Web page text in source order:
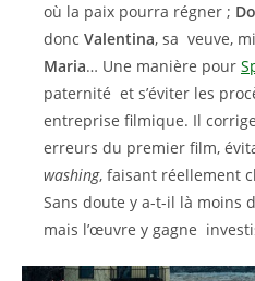
où la paix pourra régner ;
donc Valentina, sa veuve,
Maria… Une manière pour
paternité et s’éviter les
entreprise filmique. Il
erreurs du premier film,
washing, faisant réellement
Sans doute y a-t-il là moins
mais l’œuvre y gagne